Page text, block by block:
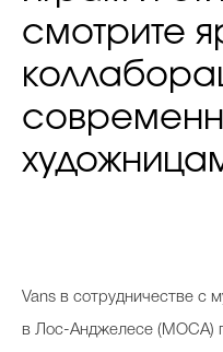
смотрите
Vans в сотрудничестве с
в Лос-Анджелесе (MOCA)